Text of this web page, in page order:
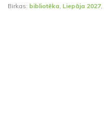
Birkas: bibliotēka Liepāja 2027